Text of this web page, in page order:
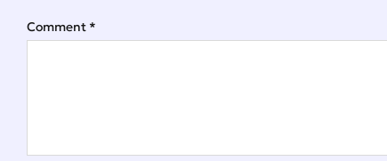
Comment *